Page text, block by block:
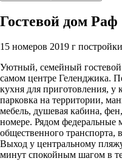
Гостевой дом Раф
15 номеров 2019 г постройки
Уютный, семейный гостевой
самом центре Геленджика.
кухня для приготовления, у
парковка на территории,
мебель, душевая кабина,
номере. Рядом федеральные
общественного транспорта,
Выход у центральному
минут спокойным шагом в